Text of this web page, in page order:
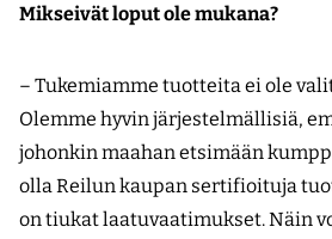
Mikseivät loput ole mukana?
– Tukemiamme tuotteita ei ole
Olemme hyvin järjestelmällisiä,
johonkin maahan etsimään
olla Reilun kaupan sertifioituja
on tiukat laatuvaatimukset. Näin